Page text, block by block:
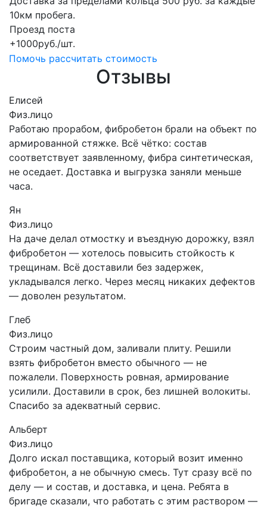
10км пробега.
Проезд поста
+1000руб./шт.
Помочь рассчитать стоимость
Отзывы
Елисей
Физ.лицо
Работаю прорабом, фибробетон брали на объект по
армированной стяжке. Всё чётко: состав
соответствует заявленному, фибра синтетическая,
не оседает. Доставка и выгрузка заняли меньше
часа.
Ян
Физ.лицо
На даче делал отмостку и въездную дорожку, взял
фибробетон — хотелось повысить стойкость к
трещинам. Всё доставили без задержек,
укладывался легко. Через месяц никаких дефектов
— доволен результатом.
Глеб
Физ.лицо
Строим частный дом, заливали плиту. Решили
взять фибробетон вместо обычного — не
пожалели. Поверхность ровная, армирование
усилили. Доставили в срок, без лишней волокиты.
Спасибо за адекватный сервис.
Альберт
Физ.лицо
Долго искал поставщика, который возит именно
фибробетон, а не обычную смесь. Тут сразу всё по
делу — и состав, и доставка, и цена. Ребята в
бригаде сказали, что работать с этим раствором —